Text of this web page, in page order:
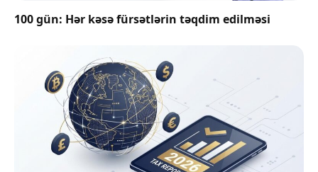
100 gün: Hər kəsə fürsətlərin təqdim edilməsi